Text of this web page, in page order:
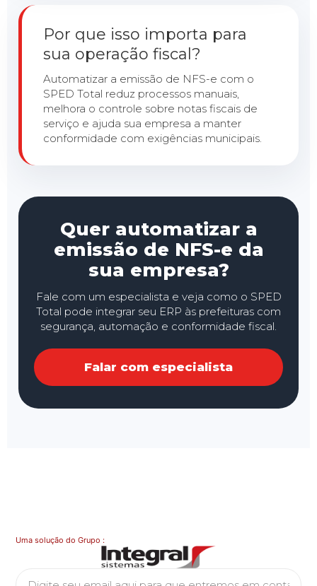
Por que isso importa para
sua operação fiscal?
Automatizar a emissão de NFS-e com o
SPED Total reduz processos manuais,
melhora o controle sobre notas fiscais de
serviço e ajuda sua empresa a manter
conformidade com exigências municipais.
Quer automatizar a
emissão de NFS-e da
sua empresa?
Fale com um especialista e veja como o SPED
Total pode integrar seu ERP às prefeituras com
segurança, automação e conformidade fiscal.
Falar com especialista
Uma solução do Grupo :